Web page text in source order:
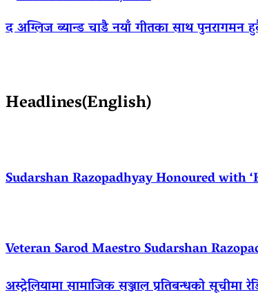
द अग्लिज ब्यान्ड चाडै नयाँ गीतका साथ पुनरागमन
Headlines(English)
Sudarshan Razopadhyay Honoured with
Veteran Sarod Maestro Sudarshan
अस्ट्रेलियामा सामाजिक सञ्जाल प्रतिबन्धको सूचीमा